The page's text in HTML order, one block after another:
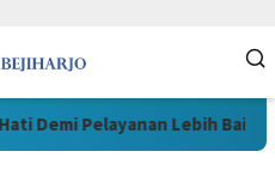
Demi Pelayanan Lebih Baik